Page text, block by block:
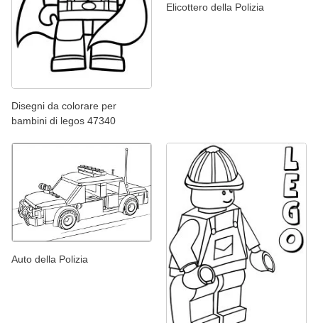
Disegni da colorare per
bambini di legos 47340
Elicottero della Polizia
Auto della Polizia